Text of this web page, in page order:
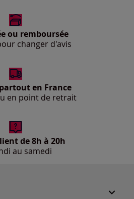
ou remboursée
changer d'avis
en France
en point de retrait
de 8h à 20h
au samedi